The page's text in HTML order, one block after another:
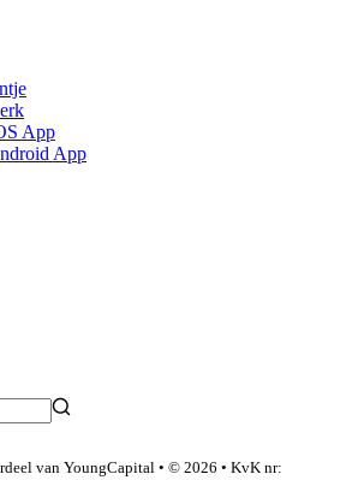
App
App
van YoungCapital • © 2026 • KvK nr: